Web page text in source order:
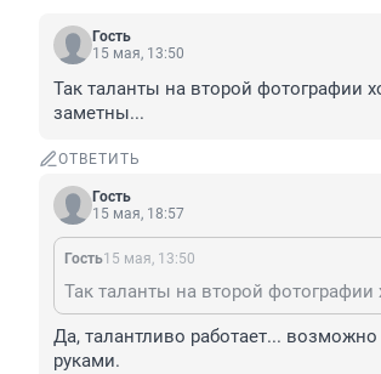
Гость
15 мая, 13:50
Так таланты на второй фотографии
заметны...
ОТВЕТИТЬ
Гость
15 мая, 18:57
Гость15 мая, 13:50
Да, талантливо работает...
руками.